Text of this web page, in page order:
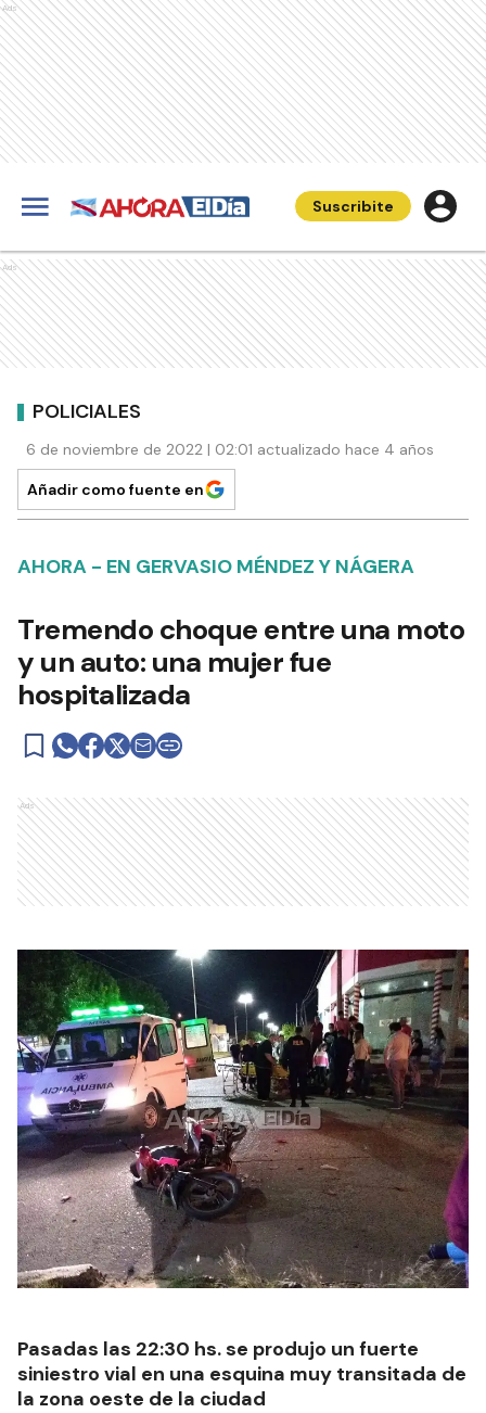
Ads
Suscribite
Ads
POLICIALES
6 de noviembre de 2022 | 02:01 actualizado hace 4 años
Añadir como fuente en
AHORA - EN GERVASIO MÉNDEZ Y NÁGERA
Tremendo choque entre una moto
y un auto: una mujer fue
hospitalizada
Ads
Pasadas las 22:30 hs. se produjo un fuerte
siniestro vial en una esquina muy transitada de
la zona oeste de la ciudad